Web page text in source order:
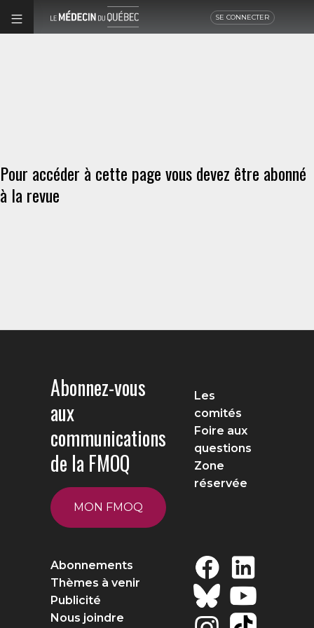
SE CONNECTER
Pour accéder à cette page vous devez être abonné
à la revue
Abonnez-vous
aux
communications
de la FMOQ
MON FMOQ
Les
comités
Foire aux
questions
Zone
réservée
Abonnements
Thèmes à venir
Publicité
Nous joindre